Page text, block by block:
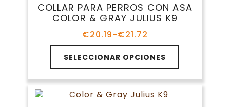
opciones
se
pueden
elegir
la
página
producto
COLLAR PARA PERROS CON ASA
COLOR & GRAY JULIUS K9
€20.19-€21.72
Rango
de
precios:
desde
€20.19
hasta
€21.72
SELECCIONAR OPCIONES
Este
producto
tiene
múltiples
variantes.